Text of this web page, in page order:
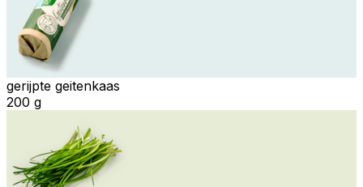
gerijpte geitenkaas
200 g